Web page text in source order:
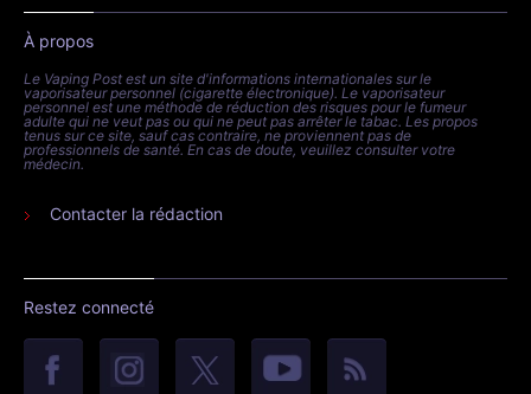
À propos
Le Vaping Post est un site d'informations internationales sur le
vaporisateur personnel (cigarette électronique). Le vaporisateur
personnel est une méthode de réduction des risques pour le fumeur
adulte qui ne veut pas ou qui ne peut pas arrêter le tabac. Les propos
tenus sur ce site, sauf cas contraire, ne proviennent pas de
professionnels de santé. En cas de doute, veuillez consulter votre
médecin.
Contacter la rédaction
Restez connecté